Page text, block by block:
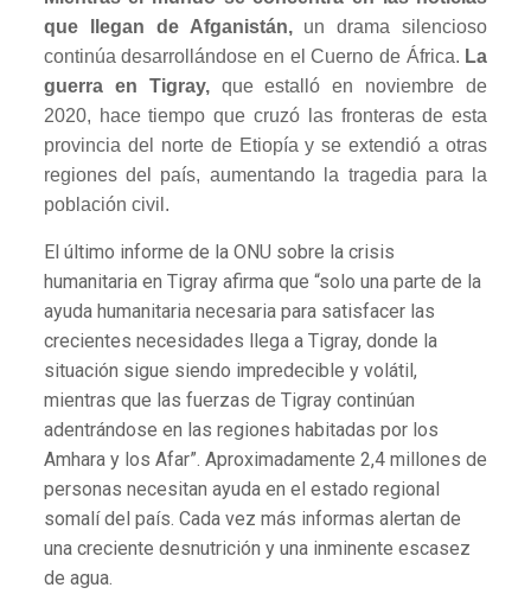
que llegan de Afganistán, un drama silencioso
continúa desarrollándose en el Cuerno de África. La
guerra en Tigray,que estalló en noviembre de
2020, hace tiempo que cruzó las fronteras de esta
provincia del norte de Etiopía y se extendió a otras
regiones del país, aumentando la tragedia para la
población civil.
El último informe de la ONU sobre la crisis
humanitaria en Tigray afirma que “solo una parte de la
ayuda humanitaria necesaria para satisfacer las
crecientes necesidades llega a Tigray, donde la
situación sigue siendo impredecible y volátil,
mientras que las fuerzas de Tigray continúan
adentrándose en las regiones habitadas por los
Amhara y los Afar”. Aproximadamente 2,4 millones de
personas necesitan ayuda en el estado regional
somalí del país. Cada vez más informas alertan de
una creciente desnutrición y una inminente escasez
de agua.